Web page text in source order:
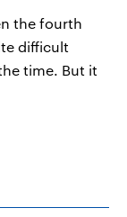
the fourth
difficult
time. But it